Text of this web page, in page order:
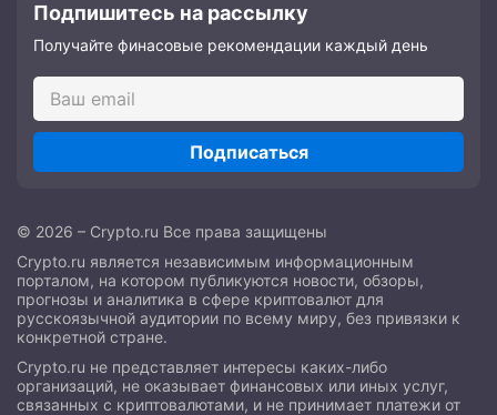
Подпишитесь на рассылку
Получайте финасовые рекомендации каждый день
Подписаться
© 2026 – Crypto.ru Все права защищены
Crypto.ru является независимым информационным
порталом, на котором публикуются новости, обзоры,
прогнозы и аналитика в сфере криптовалют для
русскоязычной аудитории по всему миру, без привязки к
конкретной стране.
Crypto.ru не представляет интересы каких-либо
организаций, не оказывает финансовых или иных услуг,
связанных с криптовалютами, и не принимает платежи от